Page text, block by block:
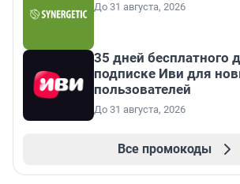
До 31 августа, 2026
35 дней бесплатного
подписке Иви для
пользователей
До 31 августа, 2026
Все промокоды